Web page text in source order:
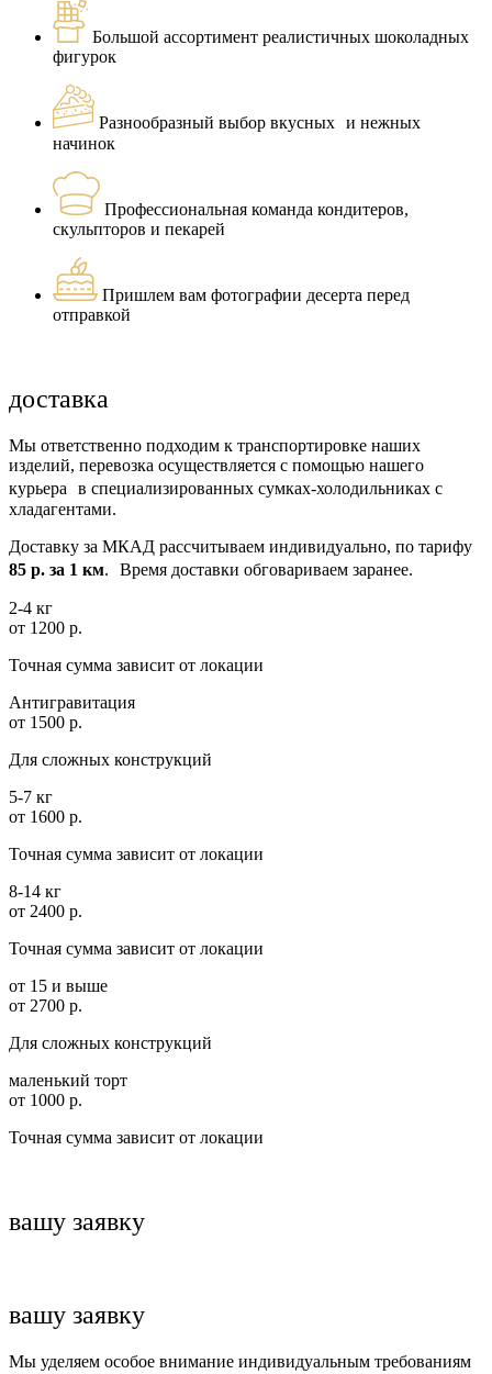
Большой ассортимент реалистичных шоколадных
фигурок
Разнообразный выбор вкусных и нежных
начинок
Профессиональная команда кондитеров,
скульпторов и пекарей
Пришлем вам фотографии десерта перед
отправкой
доставка
Мы ответственно подходим к транспортировке наших
изделий, перевозка осуществляется с помощью нашего
курьера в специализированных сумках-холодильниках с
хладагентами.
Доставку за МКАД рассчитываем индивидуально, по тарифу
85 р. за 1 км. Время доставки обговариваем заранее.
2-4 кг
от 1200 р.
Точная сумма зависит от локации
Антигравитация
от 1500 р.
Для сложных конструкций
5-7 кг
от 1600 р.
Точная сумма зависит от локации
8-14 кг
от 2400 р.
Точная сумма зависит от локации
от 15 и выше
от 2700 р.
Для сложных конструкций
маленький торт
от 1000 р.
Точная сумма зависит от локации
вашу заявку
вашу заявку
Мы уделяем особое внимание индивидуальным требованиям